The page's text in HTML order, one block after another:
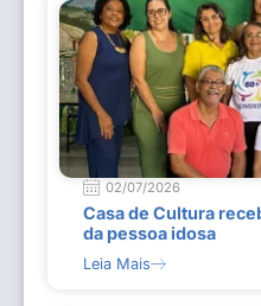
02/07/2026
Casa de Cultura
da pessoa idosa
Leia Mais